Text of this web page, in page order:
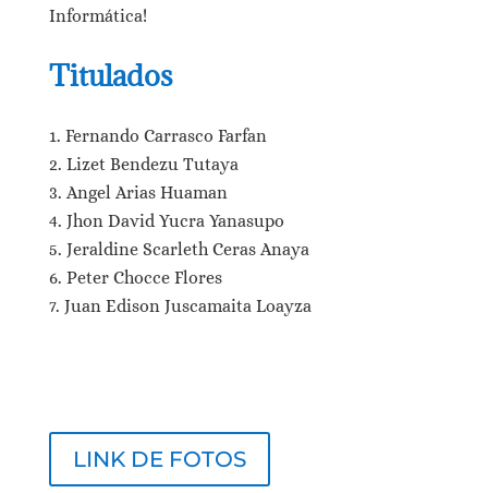
Informática!
Titulados
Fernando Carrasco Farfan
Lizet Bendezu Tutaya
Angel Arias Huaman
Jhon David Yucra Yanasupo
Jeraldine Scarleth Ceras Anaya
Peter Chocce Flores
Juan Edison Juscamaita Loayza
LINK DE FOTOS